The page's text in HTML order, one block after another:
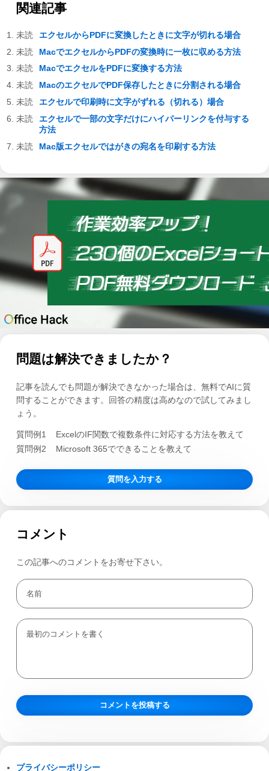
関連記事
エクセルからPDFに変換したときに文字が切れる場合
MacでエクセルからPDFの変換時に一枚に収める方法
MacでエクセルをPDFに変換する方法
MacのエクセルでPDF保存したときに分割される場合
エクセルで印刷時に文字がずれる（切れる）場合
エクセルで一部の文字だけにハイパーリンクを付与する
方法
Mac版エクセルではがきの宛名を印刷する方法
問題は解決できましたか？
記事を読んでも問題が解決できなかった場合は、無料でAIに質
問することができます。回答の精度は高めなので試してみまし
ょう。
質問例1
ExcelのIF関数で複数条件に対応する方法を教えて
質問例2
Microsoft 365でできることを教えて
質問を入力する
コメント
この記事へのコメントをお寄せ下さい。
プライバシーポリシー